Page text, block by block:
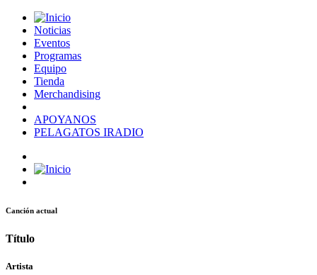
Noticias
Eventos
Programas
Equipo
Tienda
Merchandising
APOYANOS
PELAGATOS IRADIO
Canción actual
Título
Artista